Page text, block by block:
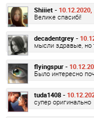
Shiiiet -
Велике спасибі!
decadentgrey -
мысли здравые, но
flyingspur -
Было интересно
tuda1408 -
супер оригинально